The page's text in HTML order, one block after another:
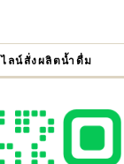
ไลน์สั่งผลิตน้ำดื่ม